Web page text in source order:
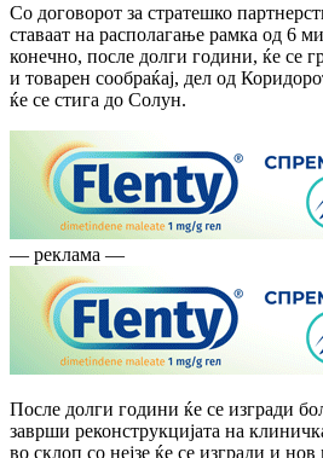
Со договорот за стратешко
ставаат на располагање рамка од 6
конечно, после долги години, ќе се
и товарен сообраќај, дел од
ќе се стига до Солун.
— реклама —
После долги години ќе се изгради
заврши реконструкцијата на
во склоп со нејзе ќе се изгради и